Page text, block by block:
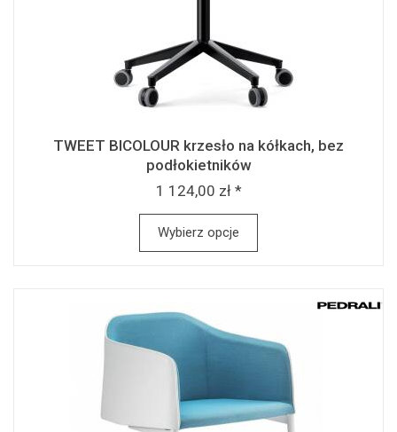
TWEET BICOLOUR krzesło na kółkach, bez
podłokietników
1 124,00 zł *
Wybierz opcje